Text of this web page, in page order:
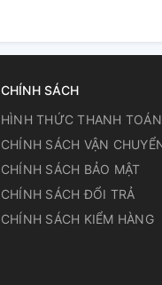
CHÍNH SÁCH
HÌNH THỨC THANH TOÁN
CHÍNH SÁCH VẬN
CHÍNH SÁCH BẢO MẬT
CHÍNH SÁCH ĐỔI TRẢ
CHÍNH SÁCH KIỂM HÀNG